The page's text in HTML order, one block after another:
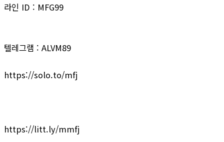
라인 ID : MFG99
텔레그램 : ALVM89
https://solo.to/mfj
https://litt.ly/mmfj